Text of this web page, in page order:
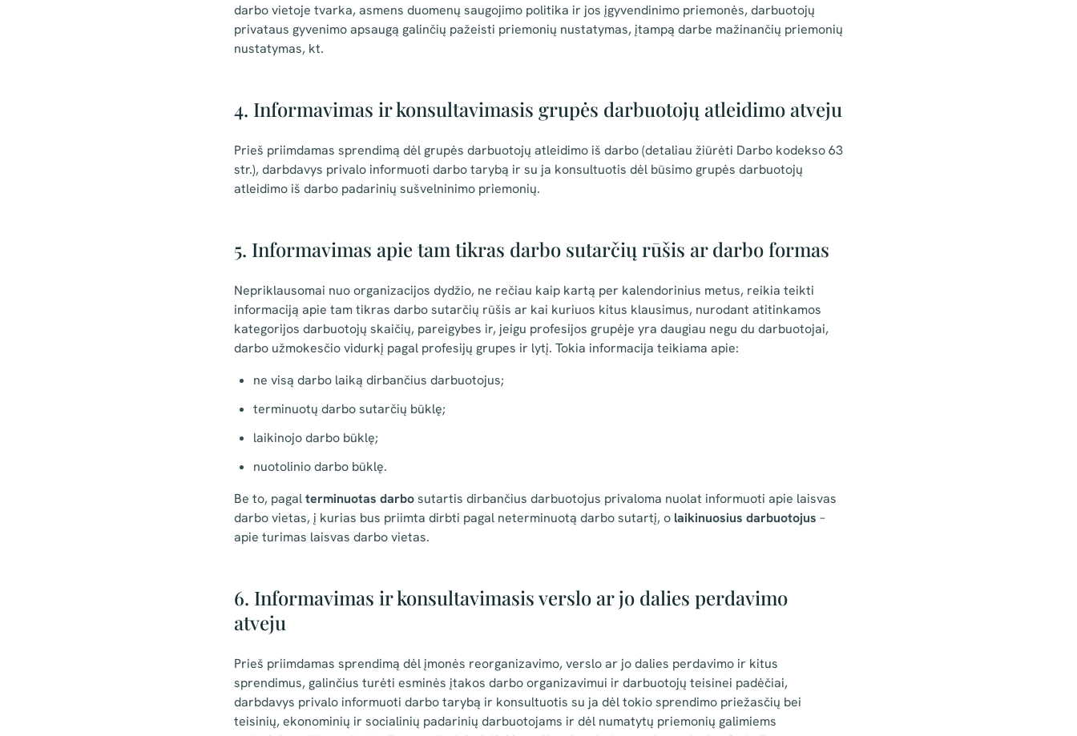
darbo vietoje tvarka, asmens duomenų saugojimo politika ir jos įgyvendinimo priemonės, darbuotojų
privataus gyvenimo apsaugą galinčių pažeisti priemonių nustatymas, įtampą darbe mažinančių priemonių
nustatymas, kt.
4. Informavimas ir konsultavimasis grupės darbuotojų atleidimo atveju
Prieš priimdamas sprendimą dėl grupės darbuotojų atleidimo iš darbo (detaliau žiūrėti Darbo kodekso 63
str.), darbdavys privalo informuoti darbo tarybą ir su ja konsultuotis dėl būsimo grupės darbuotojų
atleidimo iš darbo padarinių sušvelninimo priemonių.
5. Informavimas apie tam tikras darbo sutarčių rūšis ar darbo formas
Nepriklausomai nuo organizacijos dydžio, ne rečiau kaip kartą per kalendorinius metus, reikia teikti
informaciją apie tam tikras darbo sutarčių rūšis ar kai kuriuos kitus klausimus, nurodant atitinkamos
kategorijos darbuotojų skaičių, pareigybes ir, jeigu profesijos grupėje yra daugiau negu du darbuotojai,
darbo užmokesčio vidurkį pagal profesijų grupes ir lytį. Tokia informacija teikiama apie:
ne visą darbo laiką dirbančius darbuotojus;
terminuotų darbo sutarčių būklę;
laikinojo darbo būklę;
nuotolinio darbo būklę.
Be to, pagalterminuotas darbosutartis dirbančius darbuotojus privaloma nuolat informuoti apie laisvas
darbo vietas, į kurias bus priimta dirbti pagal neterminuotą darbo sutartį, o laikinuosius darbuotojus –
apie turimas laisvas darbo vietas.
6. Informavimas ir konsultavimasis verslo ar jo dalies perdavimo
atveju
Prieš priimdamas sprendimą dėl įmonės reorganizavimo, verslo ar jo dalies perdavimo ir kitus
sprendimus, galinčius turėti esminės įtakos darbo organizavimui ir darbuotojų teisinei padėčiai,
darbdavys privalo informuoti darbo tarybą ir konsultuotis su ja dėl tokio sprendimo priežasčių bei
teisinių, ekonominių ir socialinių padarinių darbuotojams ir dėl numatytų priemonių galimiems